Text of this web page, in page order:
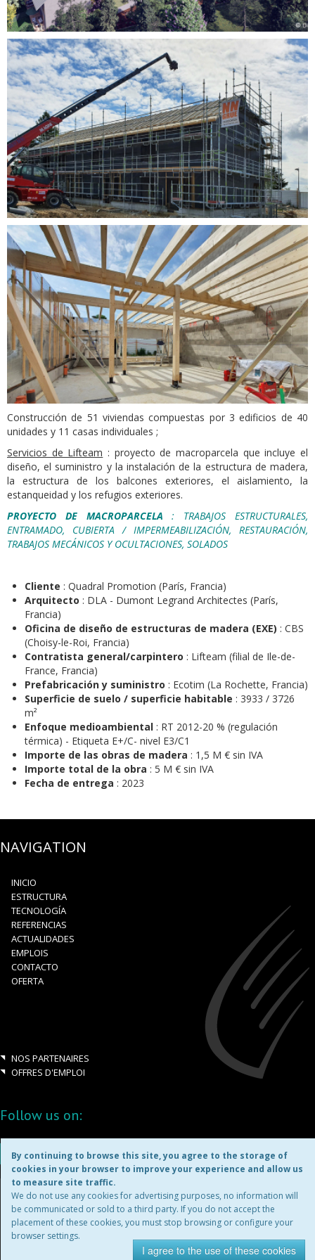
Construcción de 51 viviendas compuestas por 3 edificios de 40
unidades y 11 casas individuales ;
Servicios de Lifteam : proyecto de macroparcela que incluye el
diseño, el suministro y la instalación de la estructura de madera,
la estructura de los balcones exteriores, el aislamiento, la
estanqueidad y los refugios exteriores.
PROYECTO DE MACROPARCELA: TRABAJOS ESTRUCTURALES,
ENTRAMADO, CUBIERTA / IMPERMEABILIZACIÓN, RESTAURACIÓN,
TRABAJOS MECÁNICOS Y OCULTACIONES, SOLADOS
Cliente : Quadral Promotion (París, Francia)
Arquitecto : DLA - Dumont Legrand Architectes (París,
Francia)
Oficina de diseño de estructuras de madera (EXE) : CBS
(Choisy-le-Roi, Francia)
Contratista general/carpintero : Lifteam (filial de Ile-de-
France, Francia)
Prefabricación y suministro : Ecotim (La Rochette, Francia)
Superficie de suelo / superficie habitable : 3933 / 3726
m²
Enfoque medioambiental : RT 2012-20 % (regulación
térmica) - Etiqueta E+/C- nivel E3/C1
Importe de las obras de madera : 1,5 M € sin IVA
Importe total de la obra : 5 M € sin IVA
Fecha de entrega : 2023
NAVIGATION
INICIO
ESTRUCTURA
TECNOLOGÍA
REFERENCIAS
ACTUALIDADES
EMPLOIS
CONTACTO
OFERTA
NOS PARTENAIRES
OFFRES D'EMPLOI
Follow us on:
Copyright ©2026
MENTIONS LÉGALES
By continuing to browse this site, you agree to the storage of
cookies in your browser to improve your experience and allow us
to measure site traffic.
We do not use any cookies for advertising purposes, no information will
be communicated or sold to a third party. If you do not accept the
placement of these cookies, you must stop browsing or configure your
browser settings.
I agree to the use of these cookies